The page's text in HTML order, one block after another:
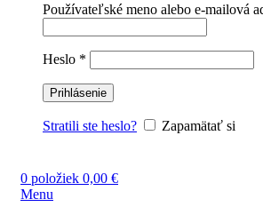
Používateľské meno alebo e-mailová
Heslo *
Prihlásenie
Stratili ste heslo? Zapamätať si
0 položiek 0,00 €
Menu